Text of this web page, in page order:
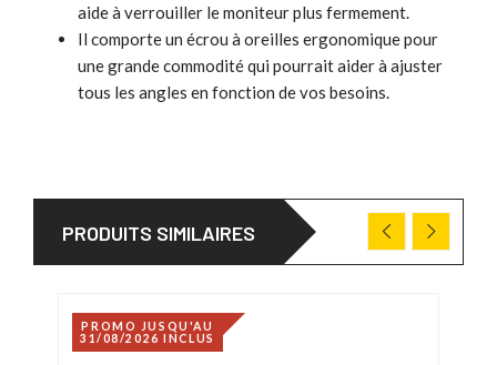
aide à verrouiller le moniteur plus fermement.
Il comporte un écrou à oreilles ergonomique pour
une grande commodité qui pourrait aider à ajuster
tous les angles en fonction de vos besoins.
PRODUITS SIMILAIRES
PROMO JUSQU'AU
31/08/2026 INCLUS